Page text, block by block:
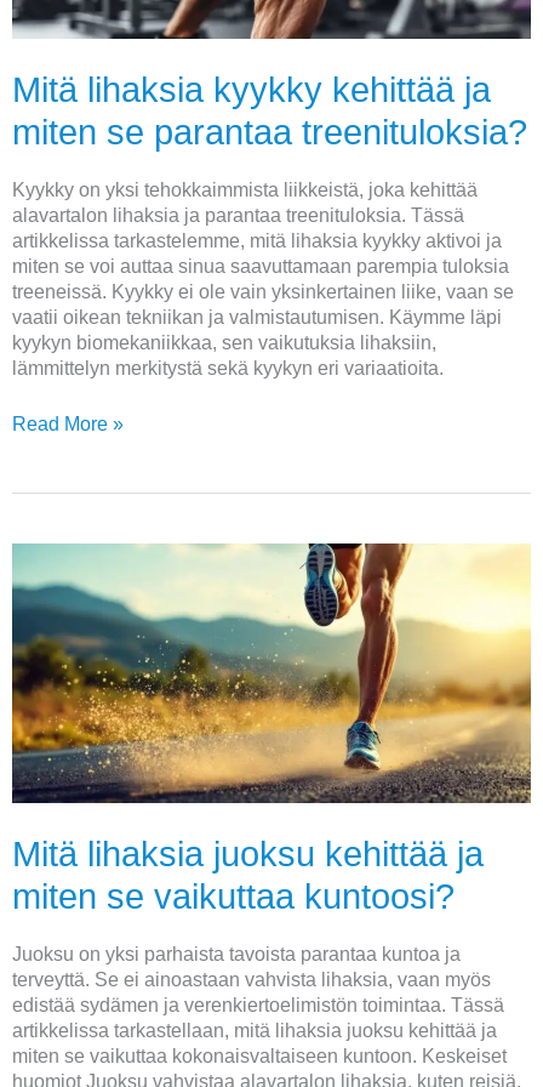
Mitä lihaksia kyykky kehittää ja
miten se parantaa treenituloksia?
Kyykky on yksi tehokkaimmista liikkeistä, joka kehittää
alavartalon lihaksia ja parantaa treenituloksia. Tässä
artikkelissa tarkastelemme, mitä lihaksia kyykky aktivoi ja
miten se voi auttaa sinua saavuttamaan parempia tuloksia
treeneissä. Kyykky ei ole vain yksinkertainen liike, vaan se
vaatii oikean tekniikan ja valmistautumisen. Käymme läpi
kyykyn biomekaniikkaa, sen vaikutuksia lihaksiin,
lämmittelyn merkitystä sekä kyykyn eri variaatioita.
Read More »
Mitä lihaksia juoksu kehittää ja
miten se vaikuttaa kuntoosi?
Juoksu on yksi parhaista tavoista parantaa kuntoa ja
terveyttä. Se ei ainoastaan vahvista lihaksia, vaan myös
edistää sydämen ja verenkiertoelimistön toimintaa. Tässä
artikkelissa tarkastellaan, mitä lihaksia juoksu kehittää ja
miten se vaikuttaa kokonaisvaltaiseen kuntoon. Keskeiset
huomiot Juoksu vahvistaa alavartalon lihaksia, kuten reisiä,
lihaksia
juoksu
kehittää
ja
miten
se
vaikuttaa
kuntoosi?